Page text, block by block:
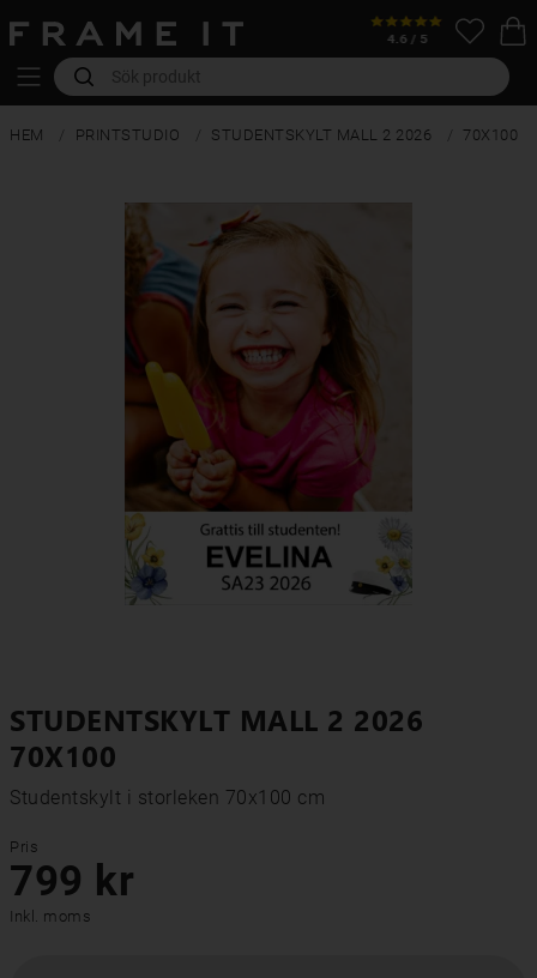
HEM PRINTSTUDIO STUDENTSKYLT MALL 2 2026 70X100
STUDENTSKYLT MALL 2 2026
70X100
Studentskylt i storleken 70x100 cm
Pris
799 kr
Inkl. moms